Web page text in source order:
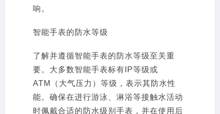
响。
智能手表的防水等级
了解并遵循智能手表的防水等级至关重
要。大多数智能手表标有IP等级或
ATM（大气压力）等级，表示其防水性
能。确保在进行游泳、淋浴等接触水活动
时佩戴合适的防水级别手表，并在使用后